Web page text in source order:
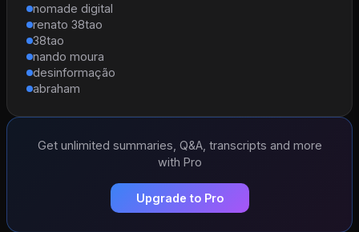
nomade digital
renato 38tao
38tao
nando moura
desinformação
abraham
Get unlimited summaries, Q&A, transcripts and more
with Pro
Upgrade to Pro